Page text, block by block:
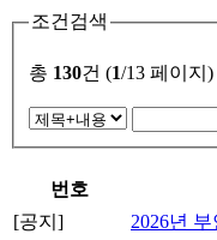
조건검색
총 130건 (1/13 페이지)
번호
[공지]
2026년